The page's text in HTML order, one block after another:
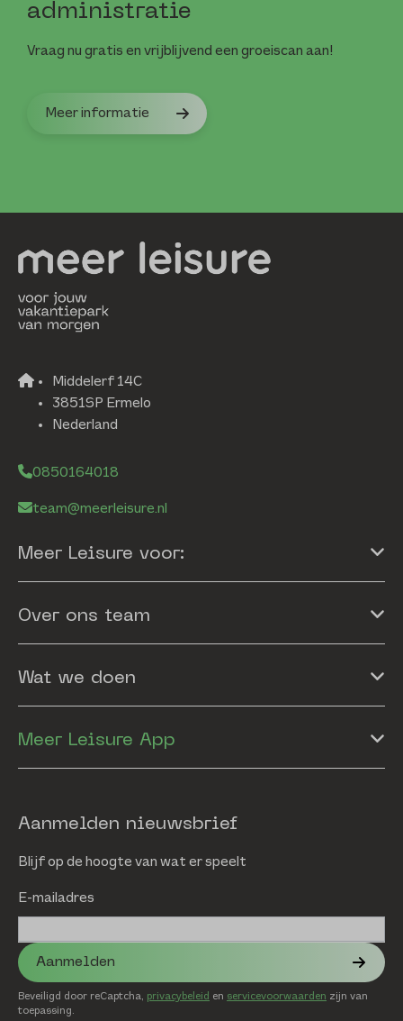
administratie
Vraag nu gratis en vrijblijvend een groeiscan aan!
Meer informatie
Middelerf 14C
3851SP Ermelo
Nederland
0850164018
team@meerleisure.nl
Meer Leisure voor:
Over ons team
Wat we doen
Meer Leisure App
Aanmelden nieuwsbrief
Blijf op de hoogte van wat er speelt
E-mailadres
Aanmelden
Beveiligd door reCaptcha, privacybeleid en servicevoorwaarden zijn van
toepassing.